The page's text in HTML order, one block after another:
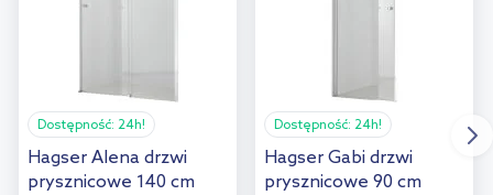
Dostępność: 24h!
Hagser Alena drzwi
prysznicowe 140 cm
Dostępność: 24h!
Hagser Gabi drzwi
prysznicowe 90 cm